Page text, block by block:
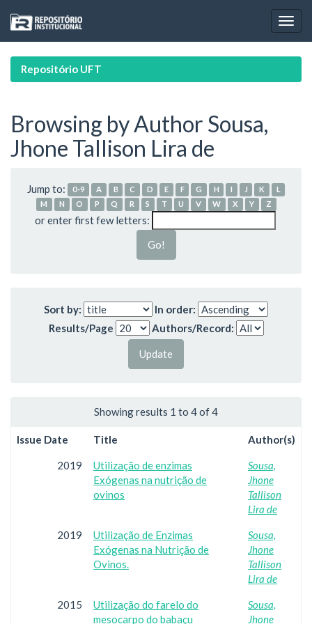
navigation
Repositório UFT
Browsing by Author Sousa,
Jhone Tallison Lira de
Jump to: 0-9 A B C D E F G H I J K
L
M
N O P Q R S T U V W X Y Z
or enter first few letters:
Sort by:
In order:
Results/Page
Authors/Record:
Showing results 1 to 4 of 4
Issue Date Title Author(s)
2019
Utilização de enzimas
Exógenas na nutrição de
ovinos
Sousa,
Jhone
Tallison
Lira de
2019
Utilização de Enzimas
Exógenas na Nutrição de
Ovinos.
Sousa,
Jhone
Tallison
Lira de
2015
Utilização do farelo do
mesocarpo do babaçu
Sousa,
Jhone